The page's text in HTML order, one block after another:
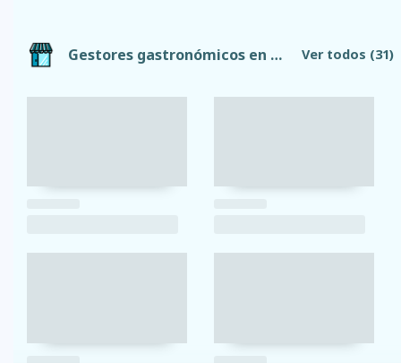
Gestores gastronómicos en Riobamba Ver todos (31)